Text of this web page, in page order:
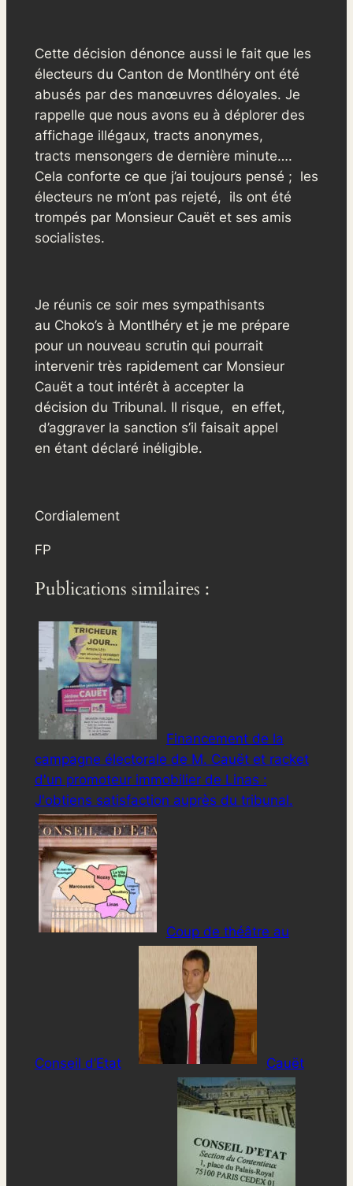
Cette décision dénonce aussi le fait que les
électeurs du Canton de Montlhéry ont été
abusés par des manœuvres déloyales. Je
rappelle que nous avons eu à déplorer des
affichage illégaux, tracts anonymes,
tracts mensongers de dernière minute….
Cela conforte ce que j’ai toujours pensé ; les
électeurs ne m’ont pas rejeté, ils ont été
trompés par Monsieur Cauët et ses amis
socialistes.
Je réunis ce soir mes sympathisants
au Choko’s à Montlhéry et je me prépare
pour un nouveau scrutin qui pourrait
intervenir très rapidement car Monsieur
Cauët a tout intérêt à accepter la
décision du Tribunal. Il risque, en effet,
d’aggraver la sanction s’il faisait appel
en étant déclaré inéligible.
Cordialement
FP
Publications similaires :
Financement de la
campagne électorale de M. Cauët et racket
d'un promoteur immobilier de Linas :
J'obtiens satisfaction auprès du tribunal.
Coup de théâtre au
Conseil d’Etat Cauët